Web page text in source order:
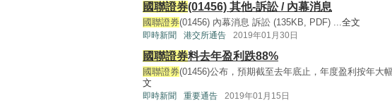
國聯證券(01456) 其他-訴訟 / 內幕消息
國聯證券(01456) 內幕消息 訴訟 (135KB, PDF) ...全文
即時新聞 港交所通告 2019年01月30日
國聯證券料去年盈利跌88%
國聯證券(01456)公布，預期截至去年底止，年度盈利按年大
文
即時新聞 重要通告 2019年01月15日